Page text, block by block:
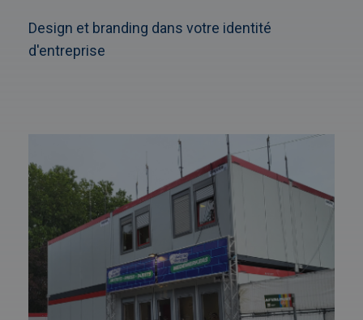
Design et branding dans votre identité
d'entreprise
de
billetterie
et
de
vente